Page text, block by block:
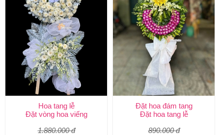
Hoa tang lễ
Đặt vòng hoa viếng
1.880.000 đ
Đặt hoa đám tang
Đặt hoa tang lễ
890.000 đ